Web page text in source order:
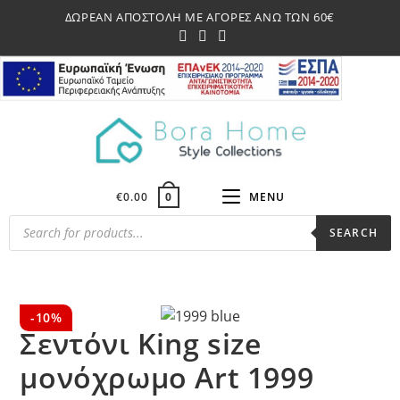
ΔΩΡΕΑΝ ΑΠΟΣΤΟΛΗ ΜΕ ΑΓΟΡΕΣ ΑΝΩ ΤΩΝ 60€
€0.00 0 MENU
Products
search
SEARCH
-10%
Σεντόνι King size
μονόχρωμο Art 1999